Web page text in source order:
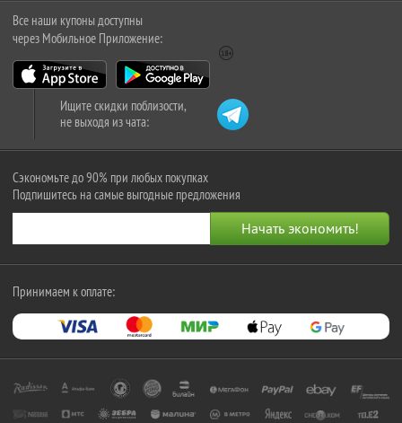
Все наши купоны доступны
через Мобильное Приложение:
Ищите скидки поблизости,
не выходя из чата:
Сэкономьте до 90% при любых покупках
Подпишитесь на самые выгодные предложения
Принимаем к оплате: